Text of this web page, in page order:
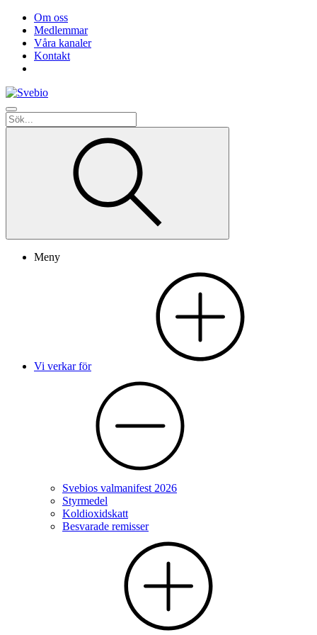
Om oss
Medlemmar
Våra kanaler
Kontakt
Meny
Vi verkar för
Svebios valmanifest 2026
Styrmedel
Koldioxidskatt
Besvarade remisser